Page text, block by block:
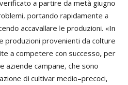
a partire da metà giugno
portando rapidamente a
accavallare le produzioni. «In
produzioni provenienti da colture
a competere con successo, per
aziende campane, che sono
di cultivar medio–precoci,